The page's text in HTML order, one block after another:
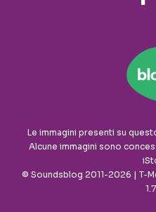
Le immagini presenti su
Alcune immagini sono
© Soundsblog 2011-2026 | T-